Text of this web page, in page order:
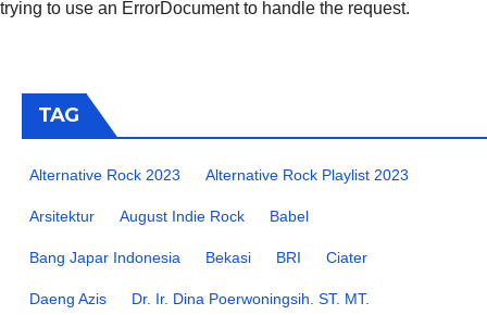
trying to use an ErrorDocument to handle the request.
TAG
Alternative Rock 2023 Alternative Rock Playlist 2023
Arsitektur August Indie Rock Babel
Bang Japar Indonesia Bekasi BRI Ciater
Daeng Azis Dr. Ir. Dina Poerwoningsih. ST. MT.